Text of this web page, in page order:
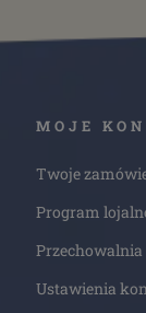
MOJE
Twoje
Program
Przechowalnia
Ustawienia